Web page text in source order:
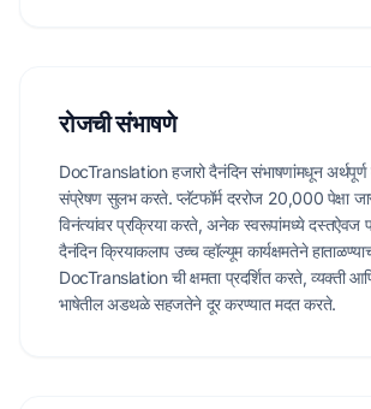
रोजची संभाषणे
DocTranslation हजारो दैनंदिन संभाषणांमधून
संप्रेषण सुलभ करते. प्लॅटफॉर्म दररोज 20,000 पेक्षा
विनंत्यांवर प्रक्रिया करते, अनेक स्वरूपांमध्ये दस्तऐवज
दैनंदिन क्रियाकलाप उच्च व्हॉल्यूम कार्यक्षमतेने
DocTranslation ची क्षमता प्रदर्शित करते, व्यक्ती
भाषेतील अडथळे सहजतेने दूर करण्यात मदत करते.